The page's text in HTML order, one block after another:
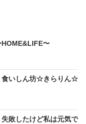
〜
食いしん坊☆きらりん☆
敗したけど私は元気で